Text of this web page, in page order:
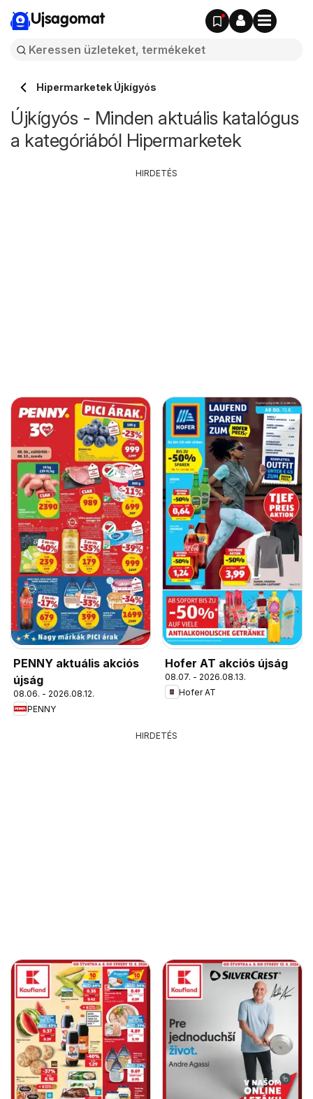
Ujsagomat
Hipermarketek Újkígyós
Újkígyós - Minden aktuális katalógus
a kategóriából Hipermarketek
PENNY aktuális akciós
újság
08.06. - 2026.08.12.
PENNY
Hofer AT akciós újság
08.07. - 2026.08.13.
Hofer AT
HIRDETÉS
HIRDETÉS